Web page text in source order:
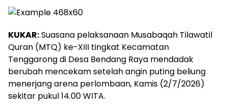
KUKAR:Suasana pelaksanaan Musabaqah Tilawatil
Quran (MTQ) ke-XIII tingkat Kecamatan
Tenggarong di Desa Bendang Raya mendadak
berubah mencekam setelah angin puting beliung
menerjang arena perlombaan, Kamis (2/7/2026)
sekitar pukul 14.00 WITA.